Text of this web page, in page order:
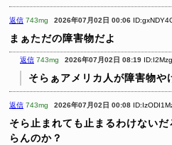
返信 743mg 2026年07月02日 00:06
まぁただの障害物だよ
返信 743mg 2026年07月02日 08:19
そらぁアメリカ人が障害物や
返信 743mg 2026年07月02日 00:08
そら止まれても止まるわけないだ
らんのか？